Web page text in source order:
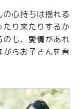
心持ちは揺れる
り来たりするか
のも、愛情があれ
らお子さんを育